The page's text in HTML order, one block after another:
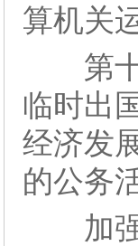
算机关
第十
临时出
经济发
的公务
加强